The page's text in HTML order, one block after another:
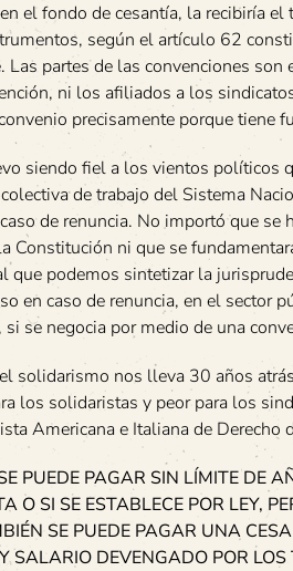
el fondo de cesantía, la recibiría
según el artículo 62
Las partes de las convenciones
ni los afiliados a los
precisamente porque tiene
siendo fiel a los vientos
de trabajo del Sistema
de renuncia. No importó que
Constitución ni que se
podemos sintetizar la
en caso de renuncia, en el sector
se negocia por medio de una
solidarismo nos lleva 30 años
los solidaristas y peor para los
Americana e Italiana de Derecho
PUEDE PAGAR SIN LÍMITE DE
O SI SE ESTABLECE POR LEY,
SE PUEDE PAGAR UNA
SALARIO DEVENGADO POR